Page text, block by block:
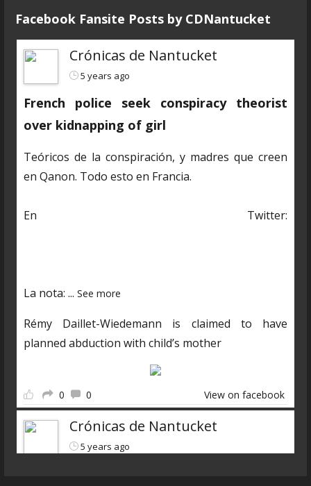
Facebook Fansite Posts by ‎CDNantucket
Crónicas de Nantucket
5 years ago
French police seek conspiracy theorist
over kidnapping of girl
Teóricos de la conspiración, y madres que creen
en Qanon. Todo esto en Francia.
En Twitter:
La nota: ... See more
Rémy Daillet-Wiedemann is claimed to have
planned abduction with child’s mother
0 0 View on facebook
Crónicas de Nantucket
5 years ago